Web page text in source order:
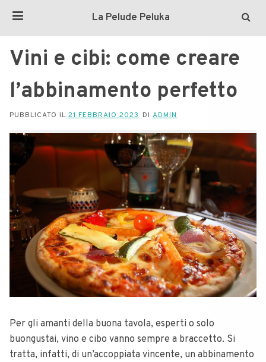
La Pelude Peluka
Vini e cibi: come creare
l’abbinamento perfetto
PUBBLICATO IL 21 FEBBRAIO 2023 DI ADMIN
Per gli amanti della buona tavola, esperti o solo
buongustai, vino e cibo vanno sempre a braccetto. Si
tratta, infatti, di un’accoppiata vincente, un abbinamento